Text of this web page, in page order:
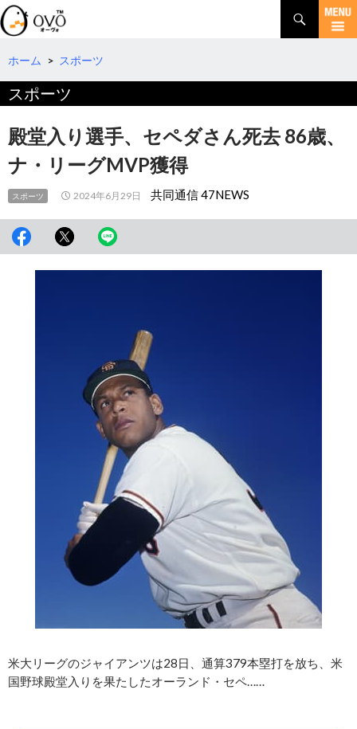
検
索
コ
テ
へ
移
動
ホーム > スポーツ
スポーツ
殿堂入り選手、セペダさん死去 86歳、
ナ・リーグMVP獲得
スポーツ 2024年6月29日 共同通信 47NEWS
米大リーグのジャイアンツは28日、通算379本塁打を放ち、米
国野球殿堂入りを果たしたオーランド・セペ……